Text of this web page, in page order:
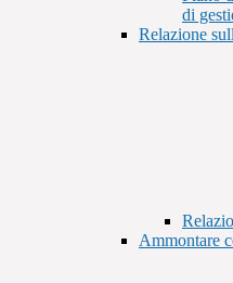
di
Relazione
Ammontare